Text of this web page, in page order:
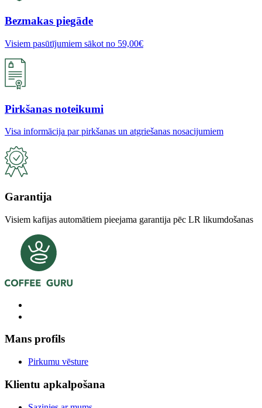
Bezmakas piegāde
Visiem pasūtījumiem sākot no 59,00€
Pirkšanas noteikumi
Visa informācija par pirkšanas un atgriešanas nosacijumiem
Garantija
Visiem kafijas automātiem pieejama garantija pēc LR likumdošanas
Mans profils
Pirkumu vēsture
Klientu apkalpošana